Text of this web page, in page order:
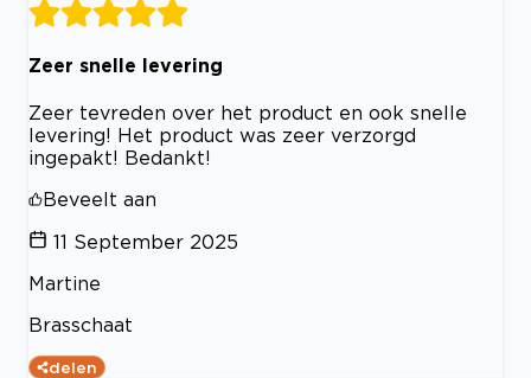
Zeer snelle levering
Zeer tevreden over het product en ook snelle
levering! Het product was zeer verzorgd
ingepakt! Bedankt!
Beveelt aan
11 September 2025
Martine
Brasschaat
delen